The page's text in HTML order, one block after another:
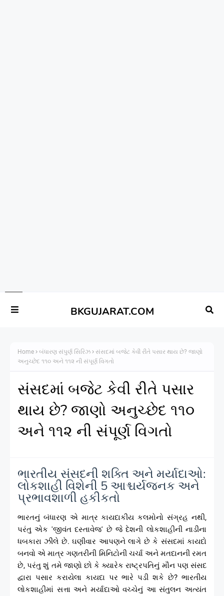
BKGUJARAT.COM
Home બંધારણ સંપુર્ણ સિરિઝ
સંસદમાં બજેટ કેવી રીતે પસાર થાય છે? જાણો
અનુચ્છેદ ૧૧૦ અને ૧૧૨ ની સંપૂર્ણ વિગતો
સંસદમાં બજેટ કેવી રીતે પસાર
થાય છે? જાણો અનુચ્છેદ ૧૧૦
અને ૧૧૨ ની સંપૂર્ણ વિગતો
ભારતીય સંસદની શક્તિ અને મર્યાદાઓ:
લોકશાહી વિશેની 5 આશ્ચર્યજનક અને
પ્રભાવશાળી હકીકતો
ભારતનું બંધારણ એ માત્ર કાયદાકીય કલમોનો સંગ્રહ નથી,
પરંતુ એક 'જીવંત દસ્તાવેજ' છે જે દેશની લોકશાહીની નાડીના
ધબકારા ઝીલે છે. ઘણીવાર આપણને લાગે છે કે સંસદમાં કાયદો
બનવો એ માત્ર ગણતરીની મિનિટોની ચર્ચા અને મતદાનની રમત
છે, પરંતુ શું તમે જાણો છો કે ક્યારેક રાષ્ટ્રપતિનું મૌન પણ સંસદ
દ્વારા પસાર કરાયેલા કાયદા પર ભારે પડી શકે છે? ભારતીય
લોકશાહીમાં સત્તા અને મર્યાદાઓ વચ્ચેનું આ સંતુલન અત્યંત